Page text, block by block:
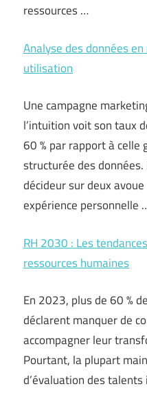
ressources …
Analyse des données
utilisation
Une campagne
l’intuition voit son taux
60 % par rapport à celle
structurée des données.
décideur sur deux
expérience personnelle
RH 2030 : Les
ressources humaines
En 2023, plus de 60 %
déclarent manquer de
accompagner leur
Pourtant, la plupart
d’évaluation des